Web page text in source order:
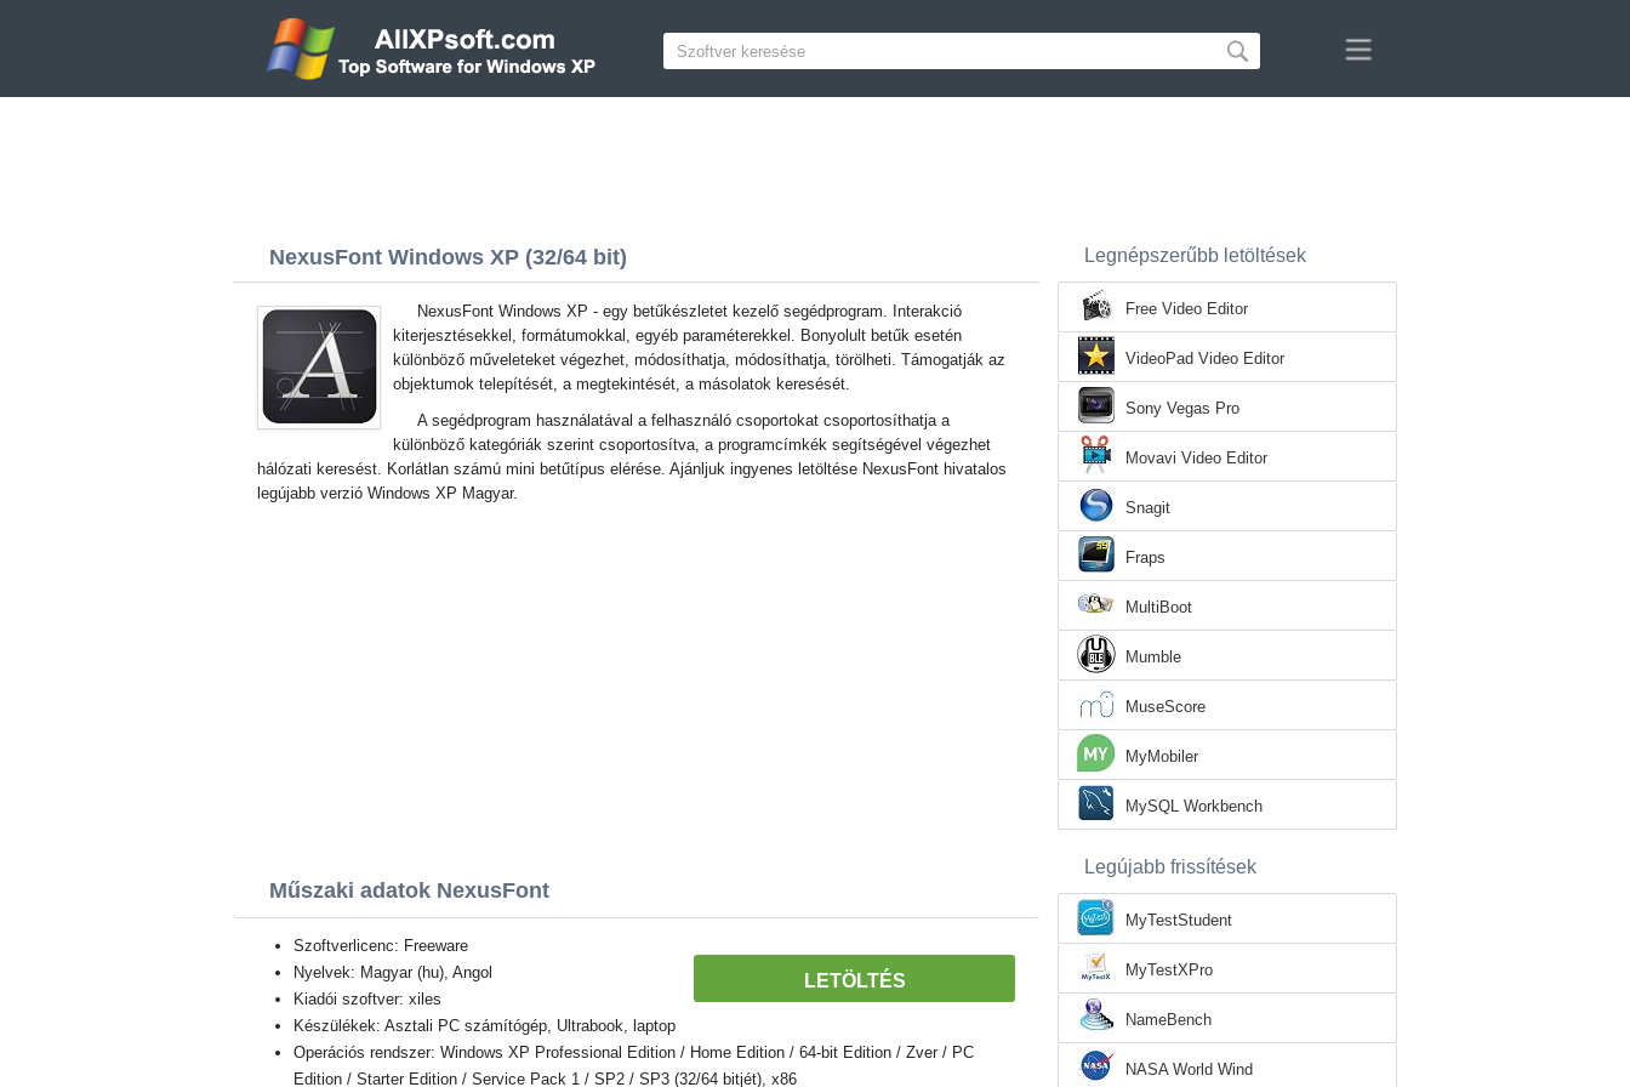
NexusFont Windows XP (32/64 bit)
NexusFont Windows XP - egy betűkészletet kezelő segédprogram. Interakció
kiterjesztésekkel, formátumokkal, egyéb paraméterekkel. Bonyolult betűk esetén
különböző műveleteket végezhet, módosíthatja, módosíthatja, törölheti. Támogatják az
objektumok telepítését, a megtekintését, a másolatok keresését.
A segédprogram használatával a felhasználó csoportokat csoportosíthatja a
különböző kategóriák szerint csoportosítva, a programcímkék segítségével végezhet
hálózati keresést. Korlátlan számú mini betűtípus elérése. Ajánljuk ingyenes letöltése NexusFont hivatalos
legújabb verzió Windows XP Magyar.
Műszaki adatok NexusFont
LETÖLTÉS
Szoftverlicenc: Freeware
Nyelvek: Magyar (hu), Angol
Kiadói szoftver: xiles
Készülékek: Asztali PC számítógép, Ultrabook, laptop
Operációs rendszer: Windows XP Professional Edition / Home Edition / 64-bit Edition / Zver / PC
Edition / Starter Edition / Service Pack 1 / SP2 / SP3 (32/64 bitjét), x86
Legnépszerűbb letöltések
Free Video Editor
VideoPad Video Editor
Sony Vegas Pro
Movavi Video Editor
Snagit
Fraps
MultiBoot
Mumble
MuseScore
MyMobiler
MySQL Workbench
Legújabb frissítések
MyTestStudent
MyTestXPro
NameBench
NASA World Wind